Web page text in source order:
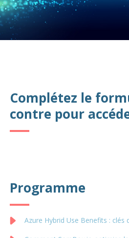
Complétez le
contre pour
Programme
Azure Hybrid Use Benefits : clés